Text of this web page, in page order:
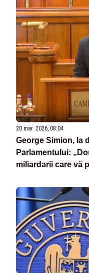
20 mar. 2026, 08:04
George Simion, la
Parlamentului:
miliardarii care vă